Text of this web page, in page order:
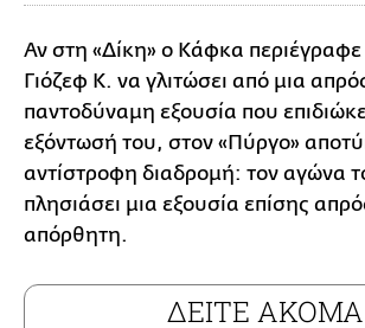
Αν στη «Δίκη» ο Κάφκα
Γιόζεφ Κ. να γλιτώσει από μια
παντοδύναμη εξουσία που
εξόντωσή του, στον «Πύργο»
αντίστροφη διαδρομή: τον αγώνα
πλησιάσει μια εξουσία επίσης
απόρθητη.
ΔΕΙΤΕ ΑΚΟΜΑ